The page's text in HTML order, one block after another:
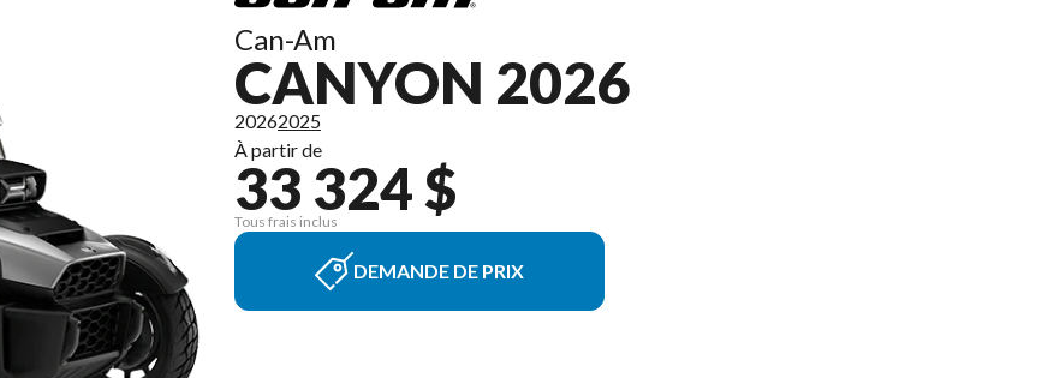
Can-Am
CANYON 2026
20262025
À partir de
33 324 $
Tous frais inclus
DEMANDE DE PRIX